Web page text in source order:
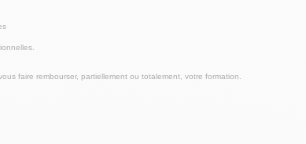
faire rembourser, partiellement ou totalement, votre formation.